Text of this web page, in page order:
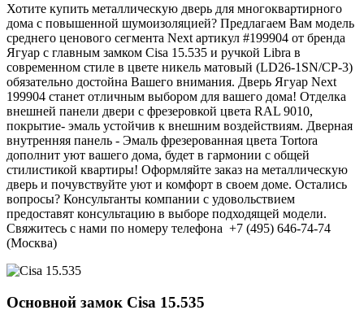
Хотите купить металлическую дверь для многоквартирного
дома с повышенной шумоизоляцией? Предлагаем Вам модель
среднего ценового сегмента Next артикул #199904 от бренда
Ягуар с главным замком Cisa 15.535 и ручкой Libra в
современном стиле в цвете никель матовый (LD26-1SN/CP-3)
обязательно достойна Вашего внимания. Дверь Ягуар Next
199904 станет отличным выбором для вашего дома! Отделка
внешней панели двери с фрезеровкой цвета RAL 9010,
покрытие- эмаль устойчив к внешним воздействиям. Дверная
внутренняя панель - Эмаль фрезерованная цвета Tortora
дополнит уют вашего дома, будет в гармонии с общей
стилистикой квартиры! Оформляйте заказ на металлическую
дверь и почувствуйте уют и комфорт в своем доме. Остались
вопросы? Консультанты компании с удовольствием
предоставят консультацию в выборе подходящей модели.
Свяжитесь с нами по номеру телефона +7 (495) 646-74-74
(Москва)
Основной замок Cisa 15.535